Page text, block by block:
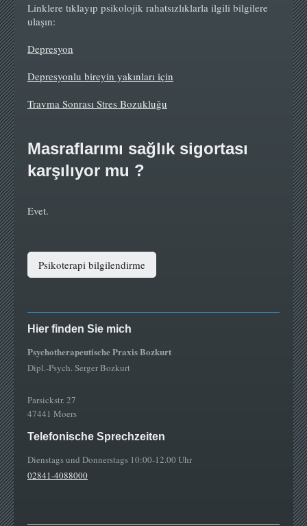
Linklere tıklayıp psikolojik rahatsızlıklarla ilgili bilgilere
ulaşın:
Depresyon
Depresyonlu bireyin yakınları için
Travma Sonrası Stres Bozukluğu
Masraflarımı sağlık sigortası
karşılıyor mu ?
Evet.
Psikoterapi bilgilendirme
Hier finden Sie mich
Psychotherapeutische Praxis Bozkurt
Dipl.-Psych. Serger Bozkurt
Parsickstr. 27
47441 Moers
Telefonische Sprechzeiten
Dienstags und Donnerstags 10:00-12.00 Uhr
02841-4088000